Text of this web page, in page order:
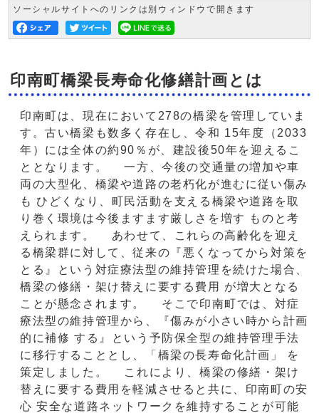
ソーシャルサイトへのリンクは別ウィンドウで開きます
印南町橋梁長寿命化修繕計画とは
印南町は、現在において278の橋梁を管理していま
す。古い橋梁も数多く存在し、令和 15年度（2033
年）には全体の約90％が、建設後50年を迎えるこ
ととなります。 一方、今後の交通量の増加や車
両の大型化、橋梁や道路の老朽化が進むに従い傷み
も ひどくなり、町民活動を支える橋梁や道路を取
り巻く環境は今後ますます厳しさを増す ものと考
えられます。 あわせて、これらの高齢化を迎え
る橋梁群に対して、従来の『悪くなってから対策を
とる』という対症療法型の維持管理を続けた場合、
橋梁の修繕・架け替えに要する費用 が増大となる
ことが懸念されます。 そこで印南町では、対症
療法型の維持管理から、『傷みが小さい時から計画
的に補修 する』という予防保全型の維持管理手法
に移行することとし、「橋梁の長寿命化計画」 を
策定しました。 これにより、橋梁の修繕・架け
替えに要する費用を軽減させると共に、印南町の安
心 安全な道路ネットワークを維持することが可能